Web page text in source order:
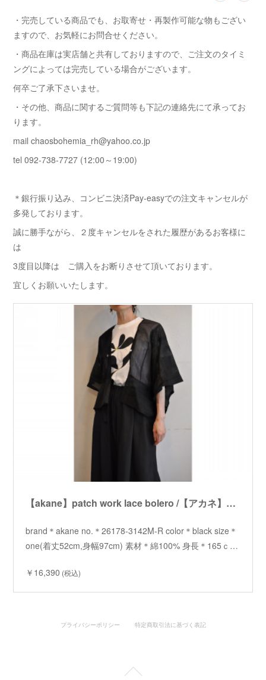
・完売している商品でも、お取寄せ・再製作可能な物もござい
ますので、お気軽にお問合せください。
・商品在庫は実店舗と共有しておりますので、ご注文のタイミ
ングによっては完売している場合がございます。
何卒ご了承下さいませ。
・その他、商品に関するご質問等も下記の連絡先にて承ってお
ります。
mail chaosbohemia_rh@yahoo.co.jp
tel 092-738-7727 (12:00～19:00)
＊銀行振り込み、コンビニ決済Pay-easyでの注文キャンセルが
多発しております。
誠に勝手ながら、２度キャンセルをされた履歴があるお客様に
は
3度目以降は ご購入をお断りさせて頂いております。
宜しくお願いいたします。
【akane】patch work lace bolero /【アカネ】パッチワークレースボレロ
brand＊akane no.＊26178-3142M-R color＊black size＊
one(着丈52cm,身幅97cm) 素材＊綿100% 身長＊165ｃ…
￥16,390 (税込)
プライバシーポリシー 特定商取引法に基づく表記